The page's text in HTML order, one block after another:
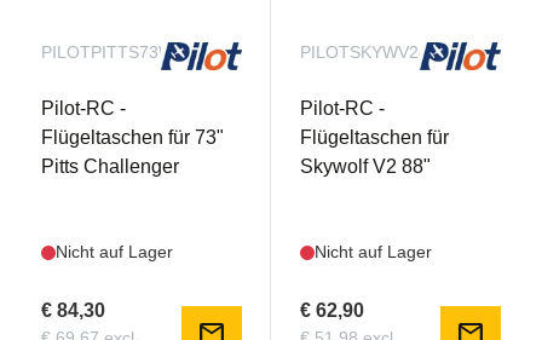
PILOTPITTS73WB
Pilot-RC -
Flügeltaschen für 73"
Pitts Challenger
Nicht auf Lager
€ 84,30
PILOTSKYWV288WB
Pilot-RC -
Flügeltaschen für
Skywolf V2 88"
Nicht auf Lager
€ 62,90